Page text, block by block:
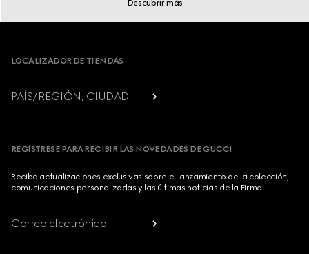
Descubrir más
Footer
LOCALIZADOR DE TIENDAS
PAÍS/REGIÓN, CIUDAD
REGÍSTRESE PARA RECIBIR LAS NOVEDADES DE GUCCI
Reciba actualizaciones exclusivas sobre el lanzamiento de la colección,
comunicaciones personalizadas y las últimas noticias de la Firma.
Correo electrónico